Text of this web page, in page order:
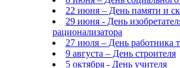
22 июня – День памяти и
29 июня - День
рационализатора
27 июля – День работника
9 августа – День строителя
5 октября - День учителя